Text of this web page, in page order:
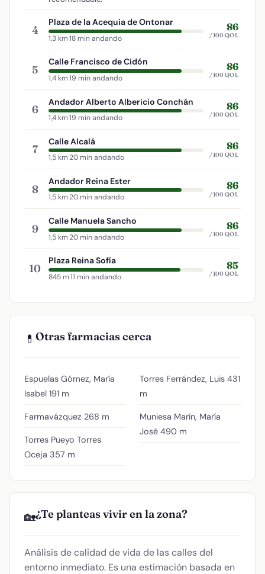
4
Plaza de la Acequia de Ontonar
1,3 km·18 min andando
86
/100 QOL
5
Calle Francisco de Cidón
1,4 km·19 min andando
86
/100 QOL
6
Andador Alberto Albericio Conchán
1,4 km·19 min andando
86
/100 QOL
7
Calle Alcalá
1,5 km·20 min andando
86
/100 QOL
8
Andador Reina Ester
1,5 km·20 min andando
86
/100 QOL
9
Calle Manuela Sancho
1,5 km·20 min andando
86
/100 QOL
10
Plaza Reina Sofía
845 m·11 min andando
85
/100 QOL
💊 Otras farmacias cerca
Espuelas Gómez, María
Isabel 191 m
Farmavázquez 268 m
Torres Pueyo Torres
Oceja 357 m
Torres Ferrández, Luis 431
m
Muniesa Marín, María
José 490 m
🏡¿Te planteas vivir en la zona?
Análisis de calidad de vida de las calles del
entorno inmediato. Es una estimación basada en